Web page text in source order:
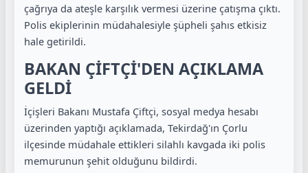
çağrıya da ateşle karşılık vermesi üzerine çatışma çıktı.
Polis ekiplerinin müdahalesiyle şüpheli şahıs etkisiz
hale getirildi.
BAKAN ÇİFTÇİ'DEN AÇIKLAMA
GELDİ
İçişleri Bakanı Mustafa Çiftçi, sosyal medya hesabı
üzerinden yaptığı açıklamada, Tekirdağ'ın Çorlu
ilçesinde müdahale ettikleri silahlı kavgada iki polis
memurunun şehit olduğunu bildirdi.